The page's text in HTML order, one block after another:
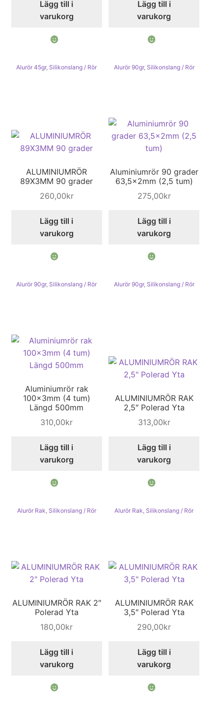
Lägg till i
varukorg
Alurör 45gr, Silikonslang / Rör
Lägg till i
varukorg
Alurör 90gr, Silikonslang / Rör
ALUMINIUMRÖR
89X3MM 90 grader
260,00kr
Lägg till i
varukorg
Alurör 90gr, Silikonslang / Rör
Aluminiumrör 90 grader
63,5x2mm (2,5 tum)
275,00kr
Lägg till i
varukorg
Alurör 90gr, Silikonslang / Rör
Aluminiumrör rak
100x3mm (4 tum)
Längd 500mm
310,00kr
Lägg till i
varukorg
Alurör Rak, Silikonslang / Rör
ALUMINIUMRÖR RAK
2,5″ Polerad Yta
313,00kr
Lägg till i
varukorg
Alurör Rak, Silikonslang / Rör
ALUMINIUMRÖR RAK 2″
Polerad Yta
180,00kr
Lägg till i
varukorg
ALUMINIUMRÖR RAK
3,5″ Polerad Yta
290,00kr
Lägg till i
varukorg